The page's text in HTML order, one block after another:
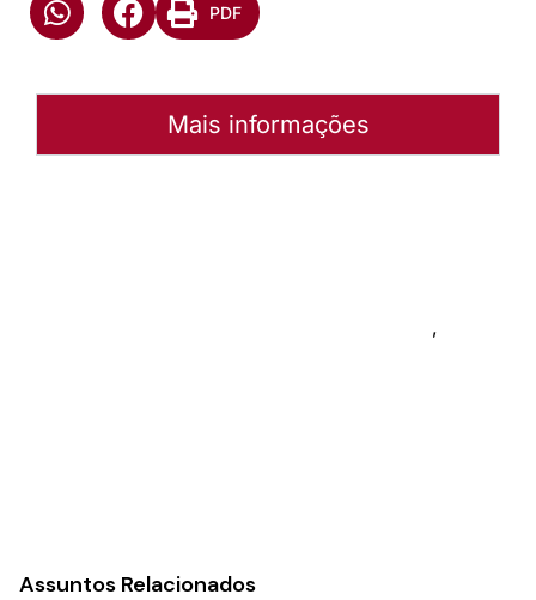
PDF
Mais informações
,
Assuntos Relacionados